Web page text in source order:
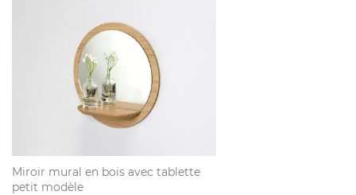
Miroir mural en bois avec tablette
petit modèle